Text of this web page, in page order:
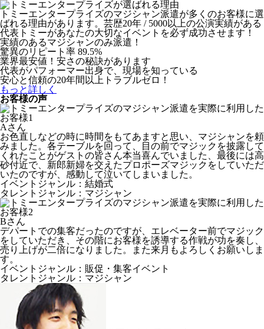
トミーエンタープライズのマジシャン派遣が多くのお客様に選
ばれる理由があります。芸歴20年 / 5000以上の公演実績がある
代表トミーがあなたの大切なイベントを必ず成功させます！
実績のあるマジシャンのみ派遣！
驚異のリピート率 89.5%
業界最安値！安さの秘訣があります
代表がパフォーマー出身で、現場を知っている
安心と信頼の20年間以上トラブルゼロ！
もっと詳しく
お客様の声
Aさん
お色直しなどの時に時間をもてあますと思い、マジシャンを頼
みました。各テーブルを回って、目の前でマジックを披露して
くれたことがゲストの皆さん本当喜んでいました、最後には高
砂付近で、新郎新婦を交えたプロポーズマジックをしていただ
いたのですが、感動して泣いてしまいました。
イベントジャンル：結婚式
タレントジャンル：マジシャン
Bさん
デパートでの集客だったのですが、エレベーター前でマジック
をしていただき、その階にお客様を誘導する作戦が功を奏し、
売り上げが二倍になりました。また来月もよろしくお願いしま
す。
イベントジャンル：販促・集客イベント
タレントジャンル：マジシャン